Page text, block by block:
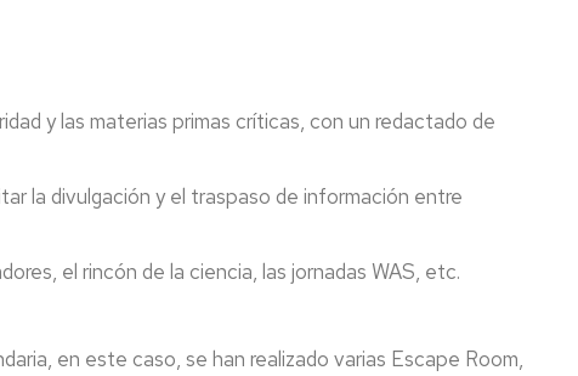
y las materias primas críticas, con un redactado de
divulgación y el traspaso de información entre
el rincón de la ciencia, las jornadas WAS, etc.
en este caso, se han realizado varias Escape Room,